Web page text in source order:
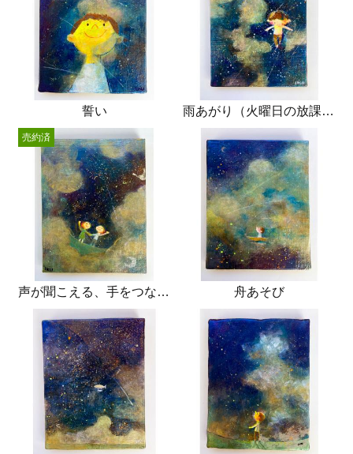
誓い 雨あがり（火曜日の放課後）
声が聞こえる、手をつなぐ、
売約済
舟あそび